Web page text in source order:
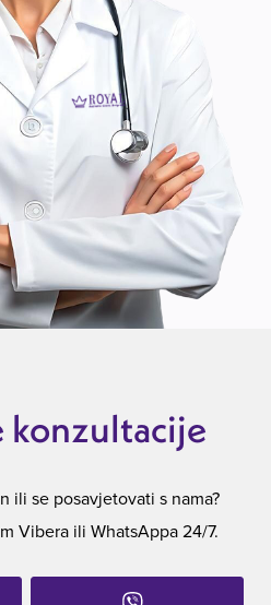
konzultacije
ili se posavjetovati s nama?
Vibera ili WhatsAppa 24/7.